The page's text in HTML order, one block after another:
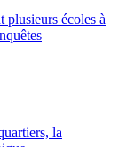
plusieurs écoles à
la